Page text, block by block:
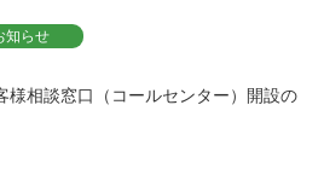
知らせ
様相談窓口（コールセンター）開設の